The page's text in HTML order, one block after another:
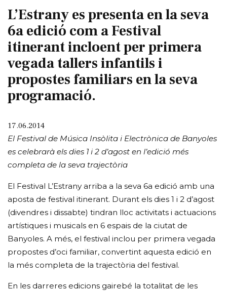
L’Estrany es presenta en la seva
6a edició com a Festival
itinerant incloent per primera
vegada tallers infantils i
propostes familiars en la seva
programació.
17.06.2014
El Festival de Música Insòlita i Electrònica de Banyoles
es celebrarà els dies 1 i 2 d’agost en l’edició més
completa de la seva trajectòria
El Festival L’Estrany arriba a la seva 6a edició amb una
aposta de festival itinerant. Durant els dies 1 i 2 d’agost
(divendres i dissabte) tindran lloc activitats i actuacions
artístiques i musicals en 6 espais de la ciutat de
Banyoles. A més, el festival inclou per primera vegada
propostes d’oci familiar, convertint aquesta edició en
la més completa de la trajectòria del festival.
En les darreres edicions gairebé la totalitat de les